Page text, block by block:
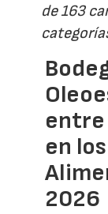
de 163
entre
en
2026